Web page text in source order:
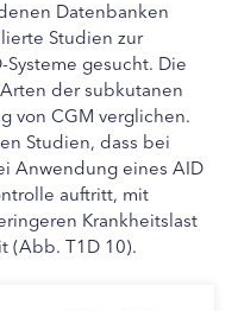
Datenbanken
Studien zur
gesucht. Die
der subkutanen
von CGM verglichen.
Studien, dass bei
Anwendung eines AID
auftritt, mit
Krankheitslast
(Abb. T1D 10).